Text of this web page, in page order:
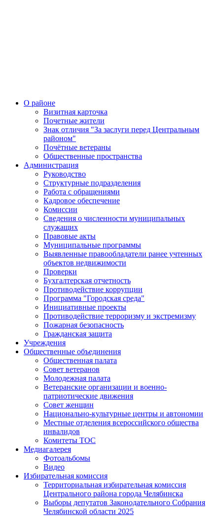
О районе
Визитная карточка
Почетные жители
Знак отличия "За заслуги перед Центральным
районом"
Почётные ветераны
Общественные пространства
Администрация
Руководство
Структурные подразделения
Работа с обращениями
Кадровое обеспечение
Комиссии
Сведения о численности муниципальных
служащих
Правовые акты
Муниципальные программы
Выявленные правообладатели ранее учтенных
объектов недвижимости
Проверки
Бухгалтерская отчетность
Противодействие коррупции
Программа "Городская среда"
Инициативные проекты
Противодействие терроризму и экстремизму
Пожарная безопасность
Гражданская защита
Учреждения
Общественные объединения
Общественная палата
Совет ветеранов
Молодежная палата
Ветеранские организации и военно-
патриотические движения
Совет женщин
Национально-культурные центры и автономии
Местные отделения всероссийского общества
инвалидов
Комитеты ТОС
Медиагалерея
Фотоальбомы
Видео
Избирательная комиссия
Территориальная избирательная комиссия
Центрального района города Челябинска
Выборы депутатов Законодательного Собрания
Челябинской области 2025